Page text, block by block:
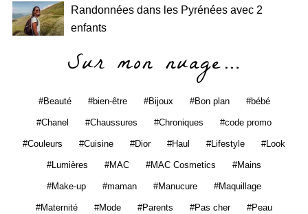
Randonnées dans les Pyrénées avec 2
enfants
Sur mon nuage…
Beauté bien-être Bijoux Bon plan bébé
Chanel Chaussures Chroniques code promo
Couleurs Cuisine Dior Haul Lifestyle Look
Lumières MAC MAC Cosmetics Mains
Make-up maman Manucure Maquillage
Maternité Mode Parents Pas cher Peau